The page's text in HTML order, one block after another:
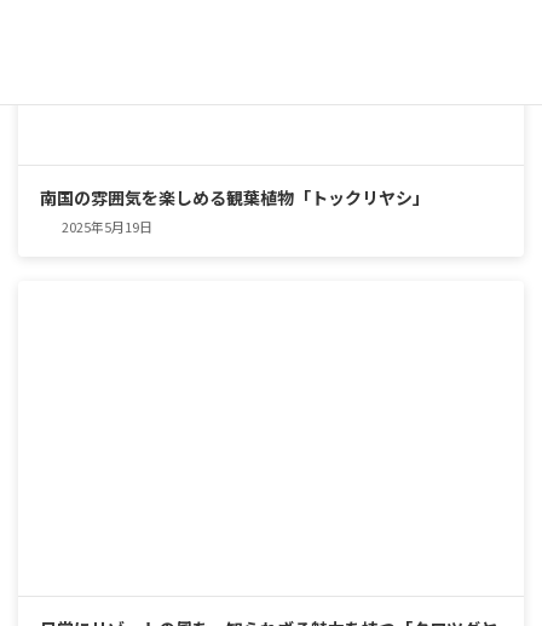
南国の雰囲気を楽しめる観葉植物「トックリヤシ」
2025年5月19日